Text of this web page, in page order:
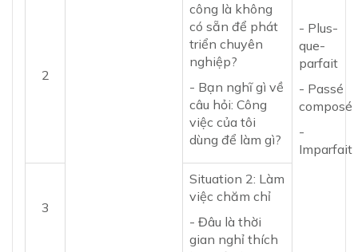
công là không
có sẵn để phát
triển chuyên
nghiệp?
- Bạn nghĩ gì về
câu hỏi: Công
việc của tôi
dùng để làm gì?
- Plus-
que-
parfait
- Passé
composé
-
Imparfait
2
3
Situation 2: Làm
việc chăm chỉ
- Đâu là thời
gian nghỉ thích